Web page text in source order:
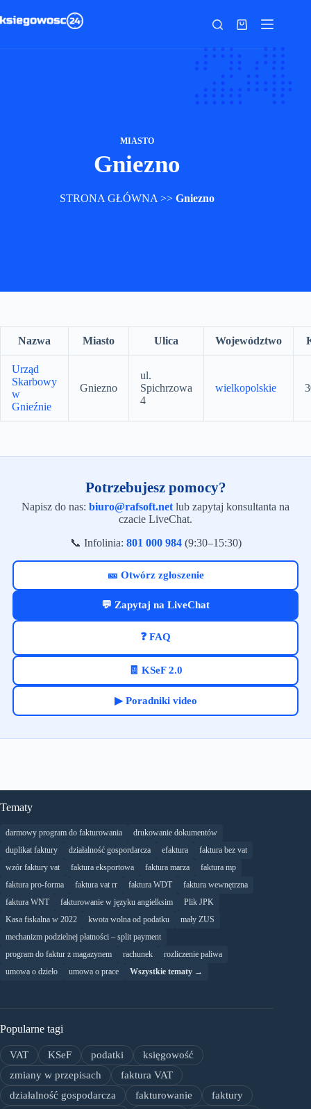
do
Koszyk
MIASTO
Gniezno
STRONA GŁÓWNA >> Gniezno
Nazwa Miasto Ulica Województwo
Urząd
Skarbowy
w
Gnieźnie
Gniezno
ul.
Spichrzowa
4
wielkopolskie
Potrzebujesz pomocy?
Napisz do nas: biuro@rafsoft.net lub zapytaj konsultanta na
czacie LiveChat.
📞 Infolinia: 801 000 984(9:30–15:30)
🎫 Otwórz zgłoszenie
💬 Zapytaj na LiveChat
❓ FAQ
🧾 KSeF 2.0
▶ Poradniki video
Tematy
darmowy program do fakturowania
drukowanie dokumentów
duplikat faktury
działalność gospordarcza efaktura
faktura bez vat
wzór faktury vat
faktura eksportowa faktura marza
faktura mp
faktura pro-forma
faktura vat rr faktura WDT
faktura wewnętrzna
faktura WNT
fakturowanie w języku angielksim
Plik JPK
Kasa fiskalna w 2022
kwota wolna od podatku
mały ZUS
mechanizm podzielnej płatności – split payment
program do faktur z magazynem
rachunek
rozliczenie paliwa
umowa o dzieło
umowa o prace Wszystkie tematy →
Popularne tagi
VAT KSeF podatki
księgowość
zmiany w przepisach
faktura VAT
działalność gospodarcza
fakturowanie
faktury